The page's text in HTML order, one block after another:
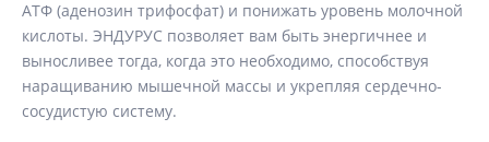
питательных веществ, способную ускорять выработку
ATФ (аденозин трифосфат) и понижать уровень молочной
кислоты. ЭНДУРУС позволяет вам быть энергичнее и
выносливее тогда, когда это необходимо, способствуя
наращиванию мышечной массы и укрепляя сердечно-